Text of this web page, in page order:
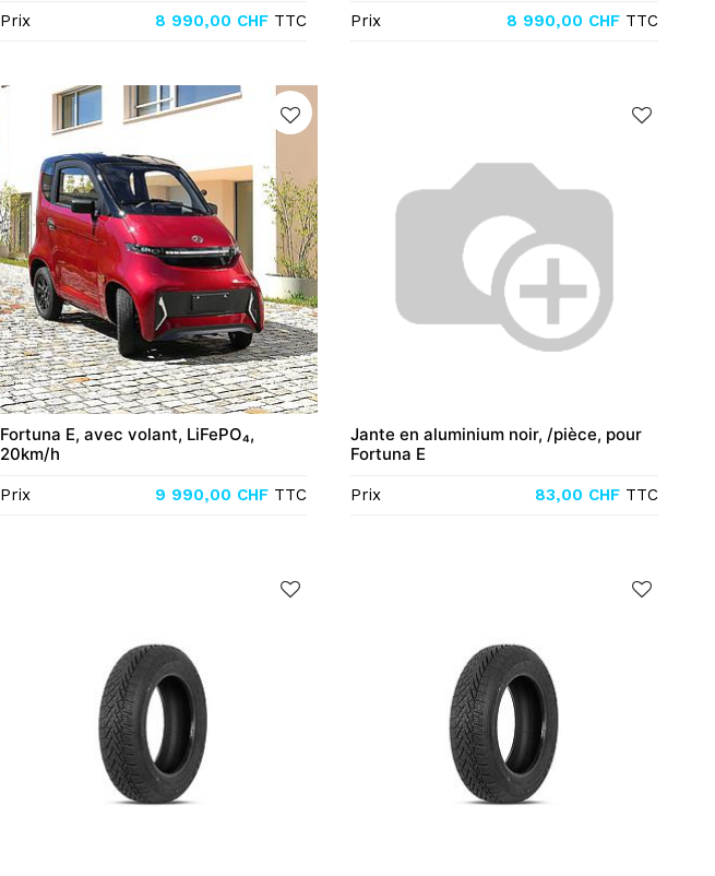
Prix 8 990,00 CHF TTC Prix 8 990,00 CHF TTC
Fortuna E, avec volant, LiFePO₄,
20km/h
Prix 9 990,00 CHF TTC
Jante en aluminium noir, /pièce, pour
Fortuna E
Prix 83,00 CHF TTC